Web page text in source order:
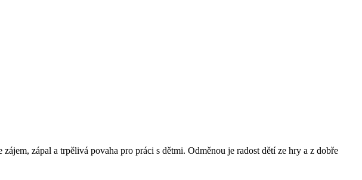
zápal a trpělivá povaha pro práci s dětmi. Odměnou je radost dětí ze hry a z dobře